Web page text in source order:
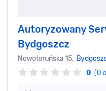
Autoryzowany
Bydgoszcz
Nowotoruńska 15,
0 (0